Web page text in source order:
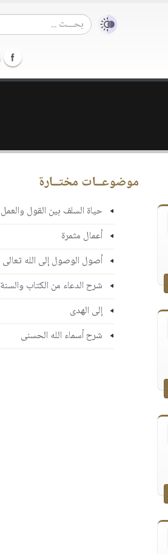
موضوعــات مختــارة
حياة السلف بين القول والعمل
أعمال مثمرة
أصول الوصول إلى الله تعالى
شرح الدعاء من الكتاب والسنة
إلى الهدى
شرح أسماء الله الحسنى